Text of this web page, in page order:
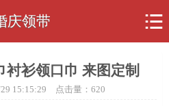
庆领带 
衬衫领口巾 来图定制
15:15:29 点击量： 620